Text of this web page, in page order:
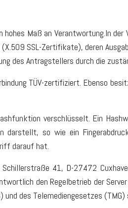
Maß an Verantwortung.In
SSL-Zertifikate), deren
des Antragstellers durch die
TÜV-zertifiziert. Ebenso
verschlüsselt. Ein
darstellt, so wie ein
darauf hat.
Schillerstraße 41, D-27472
den Regelbetrieb der
des Telemediengesetzes